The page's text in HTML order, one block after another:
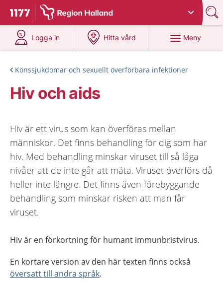
Till startsidan för 1177
Du har valt region Halland
Logga in
på 1177.se
Hitta vård
på 1177.se
Meny
Könssjukdomar och sexuellt överförbara infektioner
Hiv och aids
Hiv är ett virus som kan överföras mellan
människor. Det finns behandling för dig som har
hiv. Med behandling minskar viruset till så låga
nivåer att de inte går att mäta. Viruset överförs då
heller inte längre. Det finns även förebyggande
behandling som minskar risken att man får
viruset.
Hiv är en förkortning för humant immunbristvirus.
En kortare version av den här texten finns också
översatt till andra språk.